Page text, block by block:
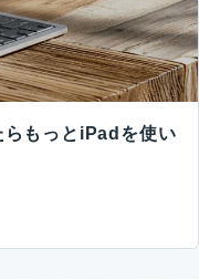
もっとiPadを使い